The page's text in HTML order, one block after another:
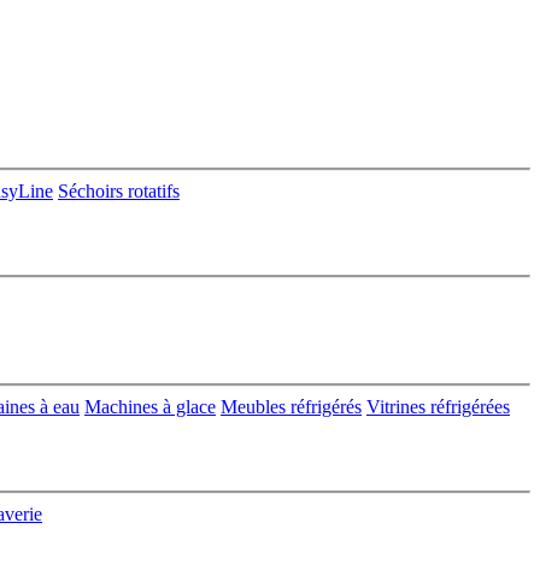
Séchoirs rotatifs
à eau Machines à glace Meubles réfrigérés Vitrines réfrigérées